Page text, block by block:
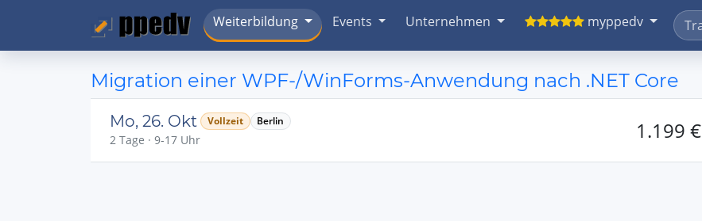
Weiterbildung Events Unternehmen myppedv
Migration einer WPF-/WinForms-Anwendung nach .NET Core
Mo, 26. Okt Vollzeit Berlin
2 Tage · 9-17 Uhr 1.199 €